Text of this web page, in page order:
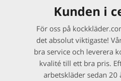
Kunden i
För oss på
det absolut viktigaste!
bra service och leverera
kvalité till ett bra pris.
arbetskläder sedan 20